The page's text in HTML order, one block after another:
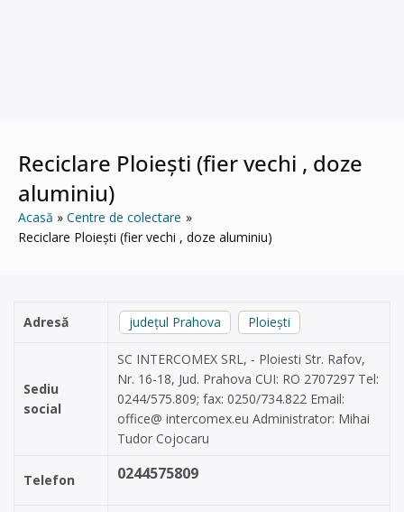
Reciclare Ploiești (fier vechi , doze
aluminiu)
Acasă
Centre de colectare
Reciclare Ploiești (fier vechi , doze aluminiu)
Adresă județul Prahova Ploiești
Sediu
social
SC INTERCOMEX SRL, - Ploiesti Str. Rafov,
Nr. 16-18, Jud. Prahova CUI: RO 2707297 Tel:
0244/575.809; fax: 0250/734.822 Email:
office@ intercomex.eu Administrator: Mihai
Tudor Cojocaru
Telefon 0244575809